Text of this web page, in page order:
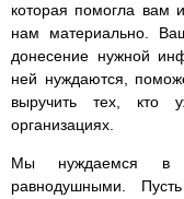
которая помогла вам
нам материально.
донесение нужной
ней нуждаются,
выручить тех, кто
организациях.
Мы нуждаемся в
равнодушными.